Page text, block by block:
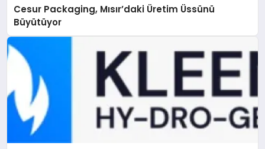
Cesur Packaging, Mısır’daki Üretim Üssünü
Büyütüyor